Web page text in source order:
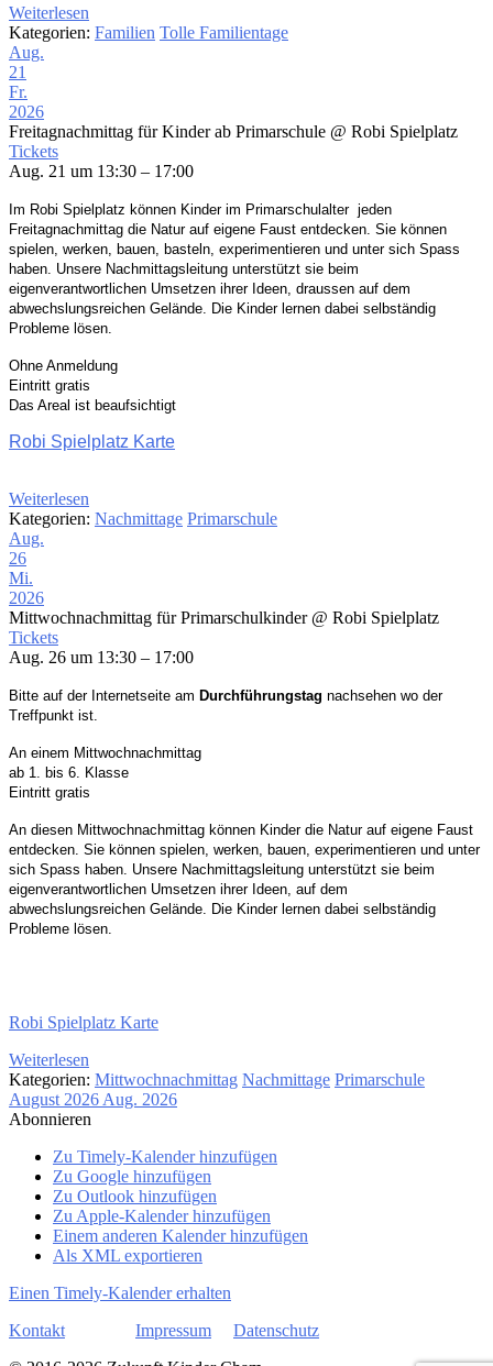
Weiterlesen
Kategorien: Familien Tolle Familientage
Aug.
21
Fr.
2026
Freitagnachmittag für Kinder ab Primarschule @ Robi Spielplatz
Tickets
Aug. 21 um 13:30 – 17:00
Im Robi Spielplatz können Kinder im Primarschulalter jeden
Freitagnachmittag die Natur auf eigene Faust entdecken. Sie können
spielen, werken, bauen, basteln, experimentieren und unter sich Spass
haben. Unsere Nachmittagsleitung unterstützt sie beim
eigenverantwortlichen Umsetzen ihrer Ideen, draussen auf dem
abwechslungsreichen Gelände. Die Kinder lernen dabei selbständig
Probleme lösen.
Ohne Anmeldung
Eintritt gratis
Das Areal ist beaufsichtigt
Robi Spielplatz Karte
Weiterlesen
Kategorien: Nachmittage Primarschule
Aug.
26
Mi.
2026
Mittwochnachmittag für Primarschulkinder @ Robi Spielplatz
Tickets
Aug. 26 um 13:30 – 17:00
Bitte auf der Internetseite am Durchführungstag nachsehen wo der
Treffpunkt ist.
An einem Mittwochnachmittag
ab 1. bis 6. Klasse
Eintritt gratis
An diesen Mittwochnachmittag können Kinder die Natur auf eigene Faust
entdecken. Sie können spielen, werken, bauen, experimentieren und unter
sich Spass haben. Unsere Nachmittagsleitung unterstützt sie beim
eigenverantwortlichen Umsetzen ihrer Ideen, auf dem
abwechslungsreichen Gelände. Die Kinder lernen dabei selbständig
Probleme lösen.
Robi Spielplatz Karte
Weiterlesen
Kategorien: Mittwochnachmittag Nachmittage Primarschule
August 2026 Aug. 2026
Abonnieren
Zu Timely-Kalender hinzufügen
Zu Google hinzufügen
Zu Outlook hinzufügen
Zu Apple-Kalender hinzufügen
Einem anderen Kalender hinzufügen
Als XML exportieren
Einen Timely-Kalender erhalten
Kontakt
Impressum
Datenschutz